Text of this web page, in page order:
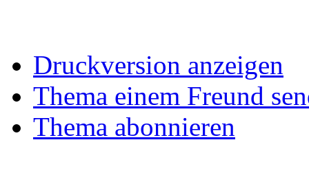
Druckversion anzeigen
Thema einem Freund
Thema abonnieren